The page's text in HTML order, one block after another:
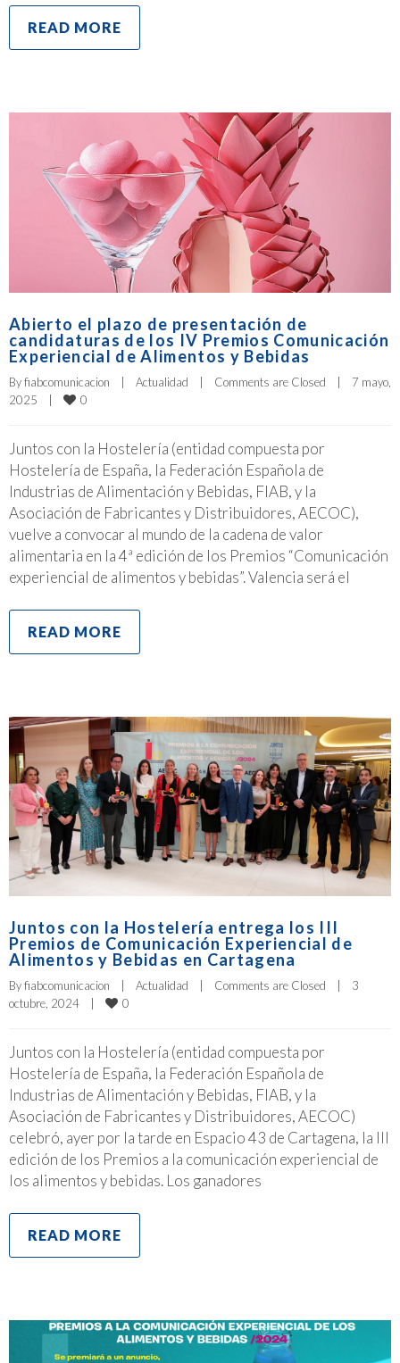
READ MORE
Abierto el plazo de presentación de
candidaturas de los IV Premios Comunicación
Experiencial de Alimentos y Bebidas
By fiabcomunicacion | Actualidad | Comments are Closed |
7 mayo,
2025
| 0
Juntos con la Hostelería (entidad compuesta por
Hostelería de España, la Federación Española de
Industrias de Alimentación y Bebidas, FIAB, y la
Asociación de Fabricantes y Distribuidores, AECOC),
vuelve a convocar al mundo de la cadena de valor
alimentaria en la 4ª edición de los Premios “Comunicación
experiencial de alimentos y bebidas”. Valencia será el
READ MORE
Juntos con la Hostelería entrega los III
Premios de Comunicación Experiencial de
Alimentos y Bebidas en Cartagena
By fiabcomunicacion Actualidad Comments are Closed
3
octubre, 2024
0
Juntos con la Hostelería (entidad compuesta por
Hostelería de España, la Federación Española de
Industrias de Alimentación y Bebidas, FIAB, y la
Asociación de Fabricantes y Distribuidores, AECOC)
celebró, ayer por la tarde en Espacio 43 de Cartagena, la III
edición de los Premios a la comunicación experiencial de
los alimentos y bebidas. Los ganadores
READ MORE